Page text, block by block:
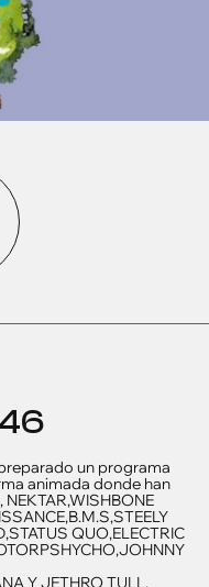
un programa
animada donde han
QUO,ELECTRIC
Y JETHRO TULL.